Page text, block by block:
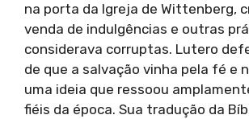
na porta da Igreja de Wittenberg,
venda de indulgências e outras
considerava corruptas. Lutero
de que a salvação vinha pela fé e
uma ideia que ressoou
fiéis da época. Sua tradução da